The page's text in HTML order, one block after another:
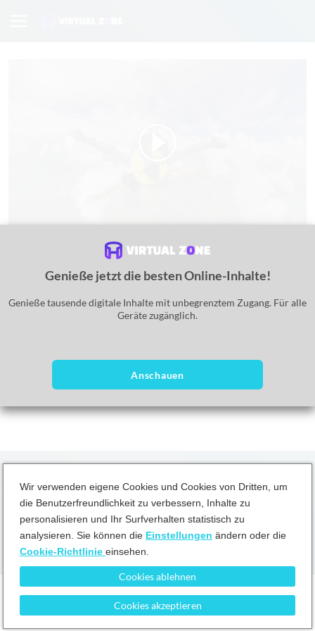
Pause
Unmute
Ein virtuelles Realitätserlebnis
Erlebe das unglaubliche Gefühl, über 10 Tausend Meter hoch zu
Genieße jetzt die besten Online-Inhalte!
Genieße tausende digitale Inhalte mit unbegrenztem Zugang. Für alle
Geräte zugänglich.
Anschauen
Wir verwenden eigene Cookies und Cookies von Dritten, um
die Benutzerfreundlichkeit zu verbessern, Inhalte zu
personalisieren und Ihr Surfverhalten statistisch zu
analysieren. Sie können die Einstellungen ändern oder die
Cookie-Richtlinie einsehen.
Cookies akzeptieren
Cookies ablehnen
Geschäftsbedingungen Datenschutzrichtlinie Cookie-Richtlinie